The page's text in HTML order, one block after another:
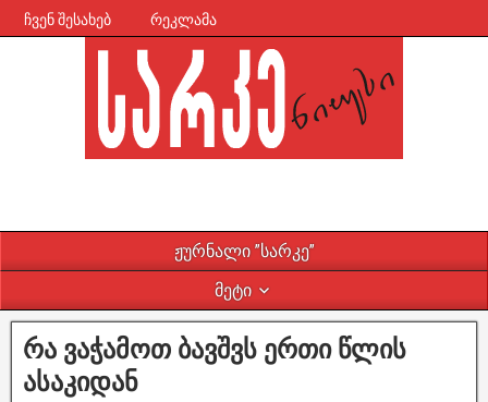
ჩვენ შესახებ რეკლამა
ჟურნალი ”სარკე”
მეტი
რა ვაჭამოთ ბავშვს ერთი წლის
ასაკიდან